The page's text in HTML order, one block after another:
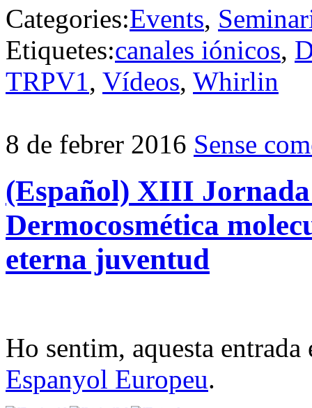
Categories:Events,
Etiquetes:canales iónicos,
TRPV1, Vídeos, Whirlin
8 de febrer 2016 Sense
(Español) XIII Jornada
Dermocosmética
eterna juventud
Ho sentim, aquesta
Espanyol Europeu.